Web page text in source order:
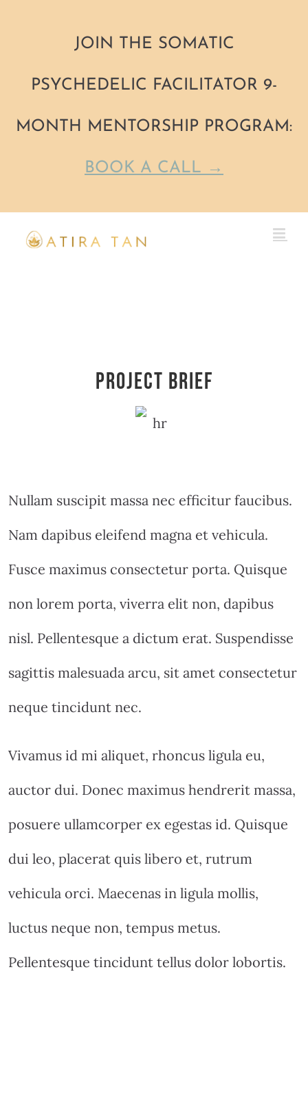
JOIN THE SOMATIC
PSYCHEDELIC FACILITATOR 9-
MONTH MENTORSHIP PROGRAM:
BOOK A CALL →
Project Brief
Nullam suscipit massa nec efficitur faucibus.
Nam dapibus eleifend magna et vehicula.
Fusce maximus consectetur porta. Quisque
non lorem porta, viverra elit non, dapibus
nisl. Pellentesque a dictum erat. Suspendisse
sagittis malesuada arcu, sit amet consectetur
neque tincidunt nec.
Vivamus id mi aliquet, rhoncus ligula eu,
auctor dui. Donec maximus hendrerit massa,
posuere ullamcorper ex egestas id. Quisque
dui leo, placerat quis libero et, rutrum
vehicula orci. Maecenas in ligula mollis,
luctus neque non, tempus metus.
Pellentesque tincidunt tellus dolor lobortis.